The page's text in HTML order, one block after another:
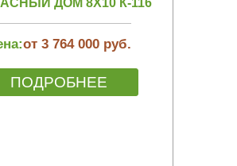
ДОМ 8Х10 К-116
от 3 764 000 руб.
ПОДРОБНЕЕ